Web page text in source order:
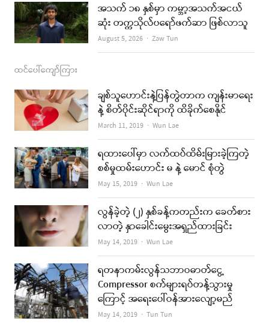
အသက် ၁၈ နှစ်မှာ ကမ္ဘာ့အသက်အငယ်
ဆုံး တက္ကသိုလ်ပရော်ဖက်ဆာ ဖြစ်လာသူ
August 5, 2026 Author
Zaw Tun
ထင်ပေါ်ကျော်ကြား
ချစ်သူဟောင်းနဲ့ပြန်တွဲတာက ကျန်းမာရေး
နဲ့ စိတ်ပိုင်းဆိုင်ရာကို ထိခိုက်စေနိုင်
March 11, 2019 Author
Wun Lae
ရထားပေါ်မှာ လက်ထပ်ထိမ်းမြားခဲ့ကြတဲ့
စစ်မှုထမ်းဟောင်း မ နဲ့ မောင် စုံတွဲ
May 15, 2019 Author
Wun Lae
လွန်ခဲ့တဲ့ (၂) နှစ်ခန့်ကတည်းက ခေတ်စား
လာတဲ့ နှာခေါင်းမွေးအရှည်ထားခြင်း
May 14, 2019 Author
Wun Lae
ရတနာကမ်းလွန်သဘာဝဓာတ်ငွေ့
Compressor စက်များရပ်တန့်သွားမှု
ကြောင့် အရေးပေါ်ဝန်အားလျော့မည်
May 14, 2019 Author
Tun Tun